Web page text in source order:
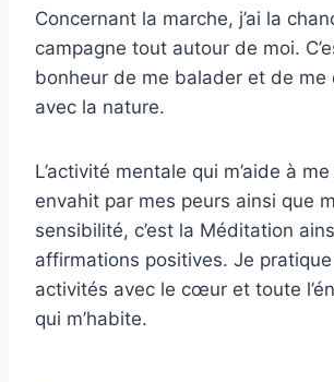
Concernant la marche, j’ai la
campagne tout autour de moi.
bonheur de me balader et de me
avec la nature.
L’activité mentale qui m’aide à
envahit par mes peurs ainsi que
sensibilité, c’est la Méditation
affirmations positives. Je
activités avec le cœur et toute
qui m’habite.